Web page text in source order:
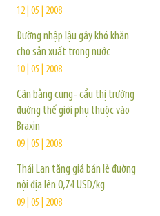
12 | 05 | 2008
Đường nhập lậu gây khó khăn
cho sản xuất trong nước
10 | 05 | 2008
Cân bằng cung- cầu thị trường
đường thế giới phụ thuộc vào
Braxin
09 | 05 | 2008
Thái Lan tăng giá bán lẻ đường
nội địa lên 0,74 USD/kg
09 | 05 | 2008